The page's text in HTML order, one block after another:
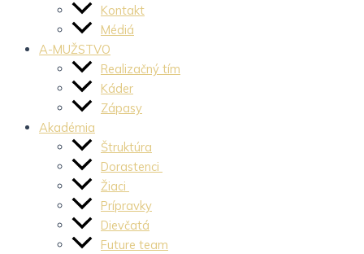
Kontakt
Médiá
A-MUŽSTVO
Realizačný tím
Káder
Zápasy
Akadémia
Štruktúra
Dorastenci
Žiaci
Prípravky
Dievčatá
Future team